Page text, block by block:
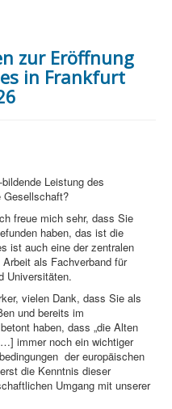
zur Eröffnung
in Frankfurt
Leistung des
Gesellschaft?
freue mich sehr, dass Sie
haben, das ist die
ist auch eine der zentralen
als Fachverband für
Universitäten.
vielen Dank, dass Sie als
und bereits im
haben, dass „die Alten
immer noch ein wichtiger
der europäischen
die Kenntnis dieser
Umgang mit unserer